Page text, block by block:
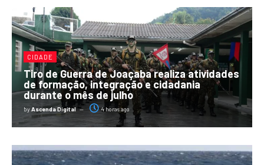
CIDADE
Tiro de Guerra de Joaçaba realiza atividades
de formação, integração e cidadania
durante o mês de julho
byAscenda Digital 4 horas ago